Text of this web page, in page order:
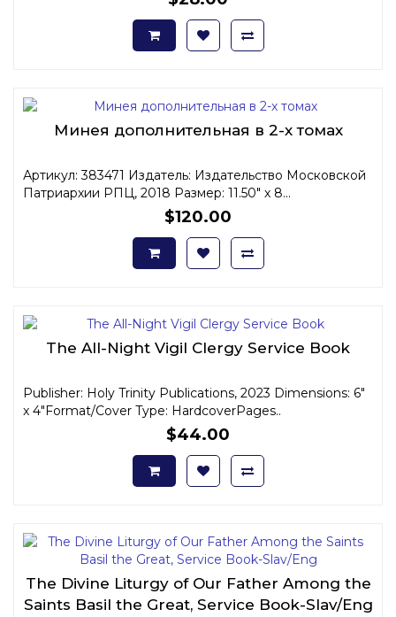
Минея дополнительная в 2-х томах
Артикул: 383471 Издатель: Издательство Московской
Патриархии РПЦ, 2018 Размер: 11.50" x 8...
$120.00
The All-Night Vigil Clergy Service Book
Publisher: Holy Trinity Publications, 2023 Dimensions: 6"
x 4"Format/Cover Type: HardcoverPages..
$44.00
The Divine Liturgy of Our Father Among the
Saints Basil the Great, Service Book-Slav/Eng